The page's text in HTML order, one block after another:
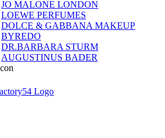
JO MALONE LONDON
LOEWE PERFUMES
DOLCE & GABBANA MAKEUP
BYREDO
DR.BARBARA STURM
AUGUSTINUS BADER